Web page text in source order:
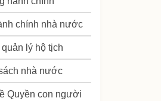
chính nhà nước
lý hộ tịch
nhà nước
Quyền con người